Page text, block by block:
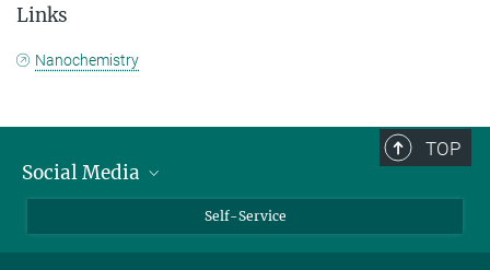
Links
Nanochemistry
TOP
Social Media
Self-Service